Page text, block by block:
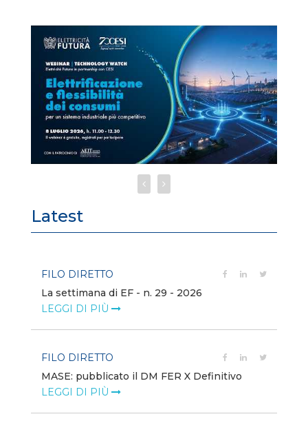
Latest
FILO DIRETTO
La settimana di EF - n. 29 - 2026
LEGGI DI PIÙ
FILO DIRETTO
MASE: pubblicato il DM FER X Definitivo
LEGGI DI PIÙ